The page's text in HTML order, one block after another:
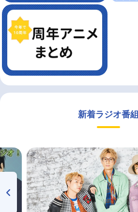
新着ラジオ番組